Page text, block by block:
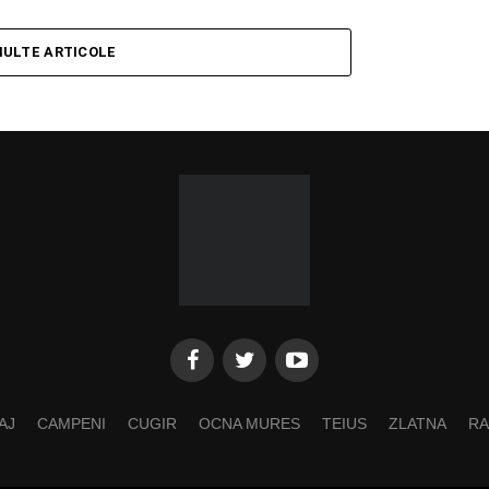
ARTICOLE
CAMPENI CUGIR OCNA MURES TEIUS ZLATNA